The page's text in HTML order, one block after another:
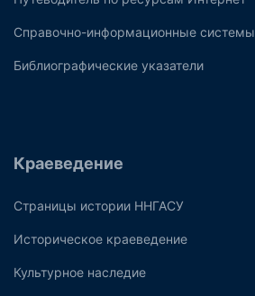
Справочно-информационные системы
Библиографические указатели
Краеведение
Страницы истории ННГАСУ
Историческое краеведение
Культурное наследие